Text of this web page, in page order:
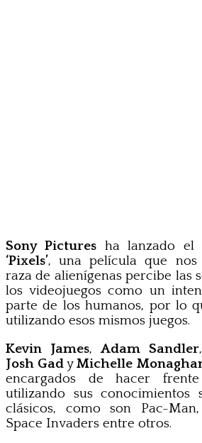
Sony Pictures ha lanzado el
‘Pixels’, una película que
raza de alienígenas percibe las
los videojuegos como un
parte de los humanos, por lo
utilizando esos mismos juegos.
Kevin James, Adam Sandler
Josh GadyMichelle
encargados de hacer
utilizando sus conocimientos
clásicos, como son Pac-
Space Invaders entre otros.